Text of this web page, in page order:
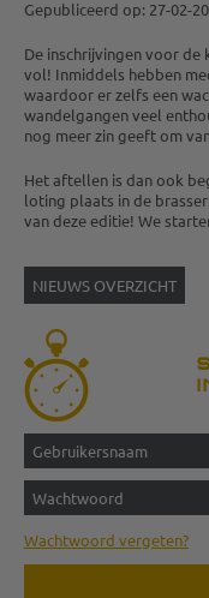
Gepubliceerd op: 27-02-
De inschrijvingen voor de
vol! Inmiddels hebben
waardoor er zelfs een
wandelgangen veel
nog meer zin geeft om
Het aftellen is dan ook
loting plaats in de
van deze editie! We
NIEUWS OVERZICHT
Wachtwoord vergeten?